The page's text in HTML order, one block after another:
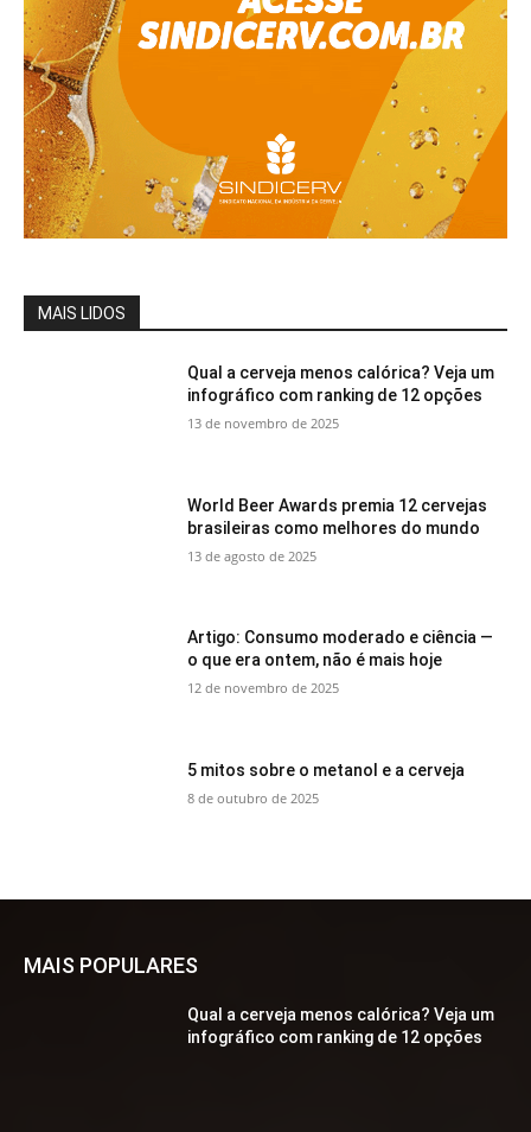
MAIS LIDOS
Qual a cerveja menos calórica? Veja um
infográfico com ranking de 12 opções
13 de novembro de 2025
World Beer Awards premia 12 cervejas
brasileiras como melhores do mundo
13 de agosto de 2025
Artigo: Consumo moderado e ciência —
o que era ontem, não é mais hoje
12 de novembro de 2025
5 mitos sobre o metanol e a cerveja
8 de outubro de 2025
MAIS POPULARES
Qual a cerveja menos calórica? Veja um
infográfico com ranking de 12 opções